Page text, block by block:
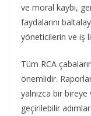
ve moral kaybı,
faydalarını
yöneticilerin ve iş
Tüm RCA
önemlidir.
yalnızca bir
geçirilebilir